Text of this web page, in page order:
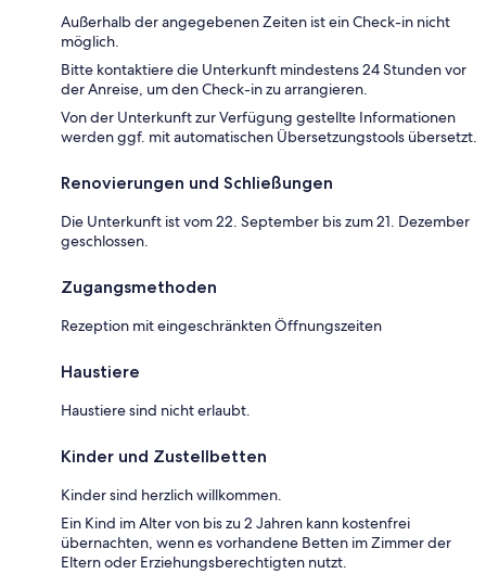
Außerhalb der angegebenen Zeiten ist ein Check-in nicht
möglich.
Bitte kontaktiere die Unterkunft mindestens 24 Stunden vor
der Anreise, um den Check-in zu arrangieren.
Von der Unterkunft zur Verfügung gestellte Informationen
werden ggf. mit automatischen Übersetzungstools übersetzt.
Renovierungen und Schließungen
Die Unterkunft ist vom 22. September bis zum 21. Dezember
geschlossen.
Zugangsmethoden
Rezeption mit eingeschränkten Öffnungszeiten
Haustiere
Haustiere sind nicht erlaubt.
Kinder und Zustellbetten
Kinder sind herzlich willkommen.
Ein Kind im Alter von bis zu 2 Jahren kann kostenfrei
übernachten, wenn es vorhandene Betten im Zimmer der
Eltern oder Erziehungsberechtigten nutzt.